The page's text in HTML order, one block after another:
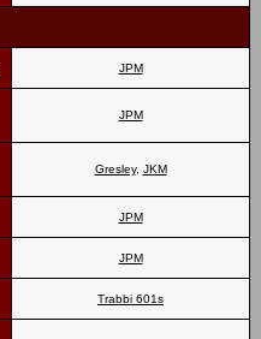
JPM
JPM
Gresley, JKM
JPM
JPM
Trabbi 601s